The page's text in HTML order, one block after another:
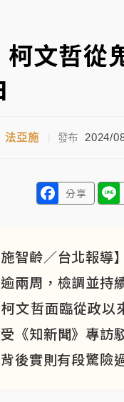
柯文哲從
法亞施 發布 2024/
分享
施智齡／台北報
兩周，檢調並持
文哲面臨從政
《知新聞》專訪
後實則有段驚險